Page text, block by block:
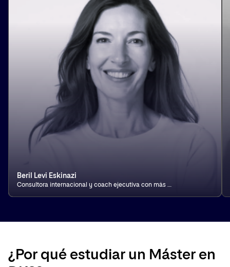
Beril Levi Eskinazi
Consultora internacional y coach ejecutiva con más de 25 años de experiencia en liderazgo en grandes multinacionales, combina una visión global y experiencia real con una pasión por el aprendizaje y el crecimiento personal y colectivo.
¿Por qué estudiar un Máster en